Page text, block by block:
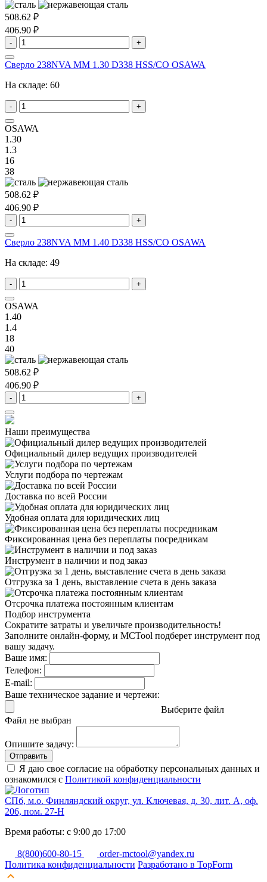
508.62 ₽
406.90 ₽
- +
Сверло 238NVA MM 1.30 D338 HSS/CO OSAWA
На складе: 60
- +
OSAWA
1.30
1.3
16
38
508.62 ₽
406.90 ₽
- +
Сверло 238NVA MM 1.40 D338 HSS/CO OSAWA
На складе: 49
- +
OSAWA
1.40
1.4
18
40
508.62 ₽
406.90 ₽
- +
Наши преимущества
Официальный дилер ведущих производителей
Услуги подбора по чертежам
Доставка по всей России
Удобная оплата для юридических лиц
Фиксированная цена без переплаты посредникам
Инструмент в наличии и под заказ
Отгрузка за 1 день, выставление счета в день заказа
Отсрочка платежа постоянным клиентам
Подбор инструмента
Сократите затраты и увеличьте производительность!
Заполните онлайн-форму, и MCTool подберет инструмент под
вашу задачу.
Ваше имя:
Телефон:
E-mail:
Ваше техническое задание и чертежи:
Выберите файл
Файл не выбран
Опишите задачу:
Отправить
Я даю свое согласие на обработку персональных данных и
ознакомился с Политикой конфиденциальности
СПб, м.о. Финляндский округ, ул. Ключевая, д. 30, лит. А, оф.
206, пом. 27-Н
Время работы: с 9:00 до 17:00
8(800)600-80-15
order-mctool@yandex.ru
Политика конфиденциальности Разработано в TopForm